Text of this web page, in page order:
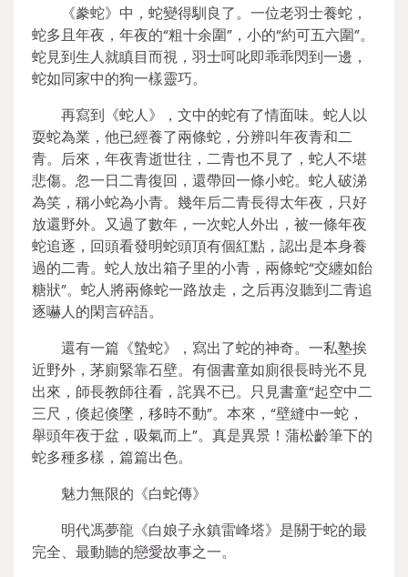
《豢蛇》中，蛇變得馴良了。一位老羽士養蛇，
蛇多且年夜，年夜的“粗十余圍”，小的“約可五六圍”。
蛇見到生人就瞋目而視，羽士呵叱即乖乖閃到一邊，
蛇如同家中的狗一樣靈巧。
再寫到《蛇人》，文中的蛇有了情面味。蛇人以
耍蛇為業，他已經養了兩條蛇，分辨叫年夜青和二
青。后來，年夜青逝世往，二青也不見了，蛇人不堪
悲傷。忽一日二青復回，還帶回一條小蛇。蛇人破涕
為笑，稱小蛇為小青。幾年后二青長得太年夜，只好
放還野外。又過了數年，一次蛇人外出，被一條年夜
蛇追逐，回頭看發明蛇頭頂有個紅點，認出是本身養
過的二青。蛇人放出箱子里的小青，兩條蛇“交纏如飴
糖狀”。蛇人將兩條蛇一路放走，之后再沒聽到二青追
逐嚇人的閑言碎語。
還有一篇《蟄蛇》，寫出了蛇的神奇。一私塾挨
近野外，茅廁緊靠石壁。有個書童如廁很長時光不見
出來，師長教師往看，詫異不已。只見書童“起空中二
三尺，倏起倏墜，移時不動”。本來，“壁縫中一蛇，
舉頭年夜于盆，吸氣而上”。真是異景！蒲松齡筆下的
蛇多種多樣，篇篇出色。
魅力無限的《白蛇傳》
明代馮夢龍《白娘子永鎮雷峰塔》是關于蛇的最
完全、最動聽的戀愛故事之一。